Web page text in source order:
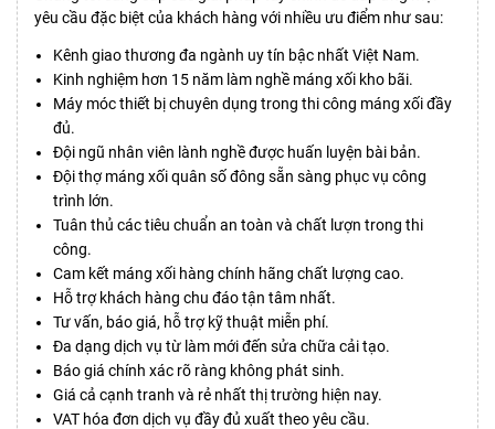
yêu cầu đặc biệt của khách hàng với nhiều ưu điểm như sau:
Kênh giao thương đa ngành uy tín bậc nhất Việt Nam.
Kinh nghiệm hơn 15 năm làm nghề máng xối kho bãi.
Máy móc thiết bị chuyên dụng trong thi công máng xối đầy
đủ.
Đội ngũ nhân viên lành nghề được huấn luyện bài bản.
Đội thợ máng xối quân số đông sẵn sàng phục vụ công
trình lớn.
Tuân thủ các tiêu chuẩn an toàn và chất lượn trong thi
công.
Cam kết máng xối hàng chính hãng chất lượng cao.
Hỗ trợ khách hàng chu đáo tận tâm nhất.
Tư vấn, báo giá, hỗ trợ kỹ thuật miễn phí.
Đa dạng dịch vụ từ làm mới đến sửa chữa cải tạo.
Báo giá chính xác rõ ràng không phát sinh.
Giá cả cạnh tranh và rẻ nhất thị trường hiện nay.
VAT hóa đơn dịch vụ đầy đủ xuất theo yêu cầu.